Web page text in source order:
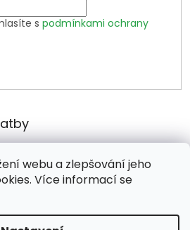
webu a zlepšování jeho
Více informací se
s podmínkami ochrany
Shoptet Premium